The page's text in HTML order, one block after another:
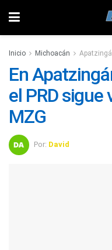
Inicio Michoacán
En
el PRD sigue
MZG
Por: David